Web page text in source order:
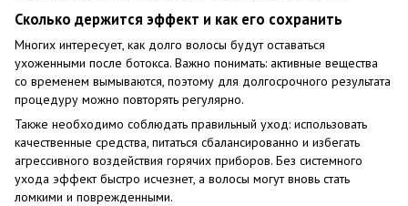
Сколько держится эффект и как его сохранить
Многих интересует, как долго волосы будут оставаться
ухоженными после ботокса. Важно понимать: активные вещества
со временем вымываются, поэтому для долгосрочного результата
процедуру можно повторять регулярно.
Также необходимо соблюдать правильный уход: использовать
качественные средства, питаться сбалансированно и избегать
агрессивного воздействия горячих приборов. Без системного
ухода эффект быстро исчезнет, а волосы могут вновь стать
ломкими и поврежденными.